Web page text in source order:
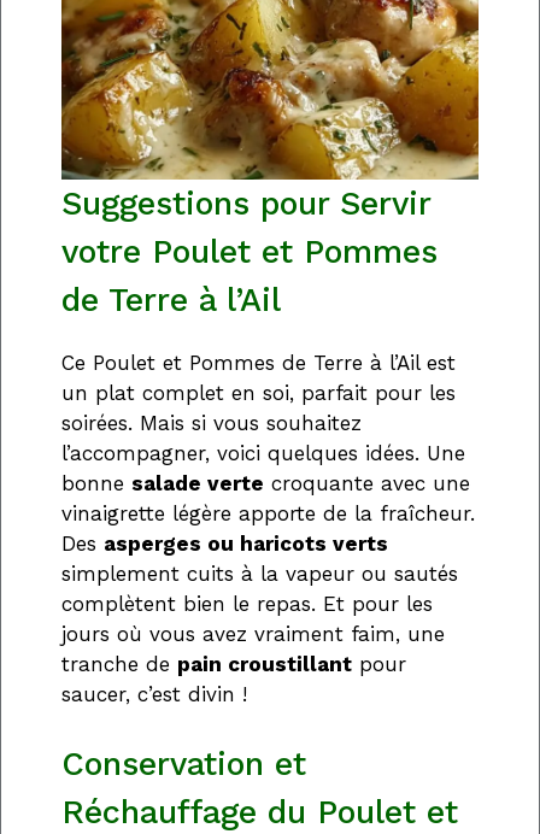
Suggestions pour Servir
votre Poulet et Pommes
de Terre à l’Ail
Ce Poulet et Pommes de Terre à l’Ail est
un plat complet en soi, parfait pour les
soirées. Mais si vous souhaitez
l’accompagner, voici quelques idées. Une
bonne salade verte croquante avec une
vinaigrette légère apporte de la fraîcheur.
Des asperges ou haricots verts
simplement cuits à la vapeur ou sautés
complètent bien le repas. Et pour les
jours où vous avez vraiment faim, une
tranche de pain croustillant pour
saucer, c’est divin !
Conservation et
Réchauffage du Poulet et